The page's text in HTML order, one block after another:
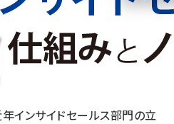
インサイドセールス部門の立